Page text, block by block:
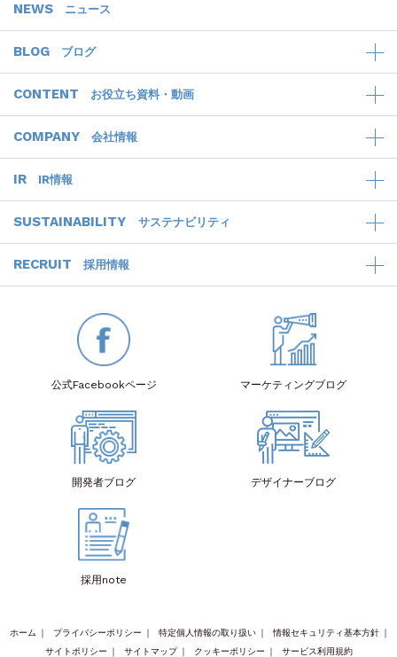
NEWS ニュース
BLOG ブログ
CONTENT お役立ち資料・動画
COMPANY 会社情報
IR IR情報
SUSTAINABILITY サステナビリティ
RECRUIT 採用情報
公式Facebookページ マーケティングブログ
開発者ブログ デザイナーブログ
採用note
ホーム ｜ プライバシーポリシー ｜ 特定個人情報の取り扱い ｜ 情報セキュリティ基本方針 ｜
サイトポリシー
｜ サイトマップ ｜ クッキーポリシー ｜ サービス利用規約